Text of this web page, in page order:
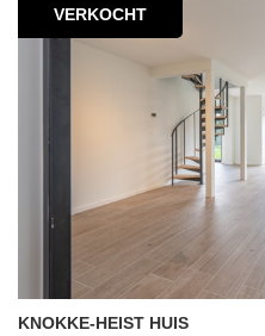
VERKOCHT
KNOKKE-HEIST HUIS